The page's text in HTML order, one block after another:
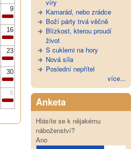
9
16
23
30
6
víry
Kamarád, nebo zrádce
Boží párty trvá věčně
Blízkost, kterou proudí
život
S cuklemi na hory
Nová síla
Poslední nepřítel
více...
Anketa
Hlásíte se k nějakému
náboženství?
Ano